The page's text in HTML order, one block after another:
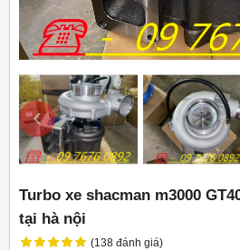
‹
Turbo xe shacman m3000
tại hà nội
(138 đánh giá)